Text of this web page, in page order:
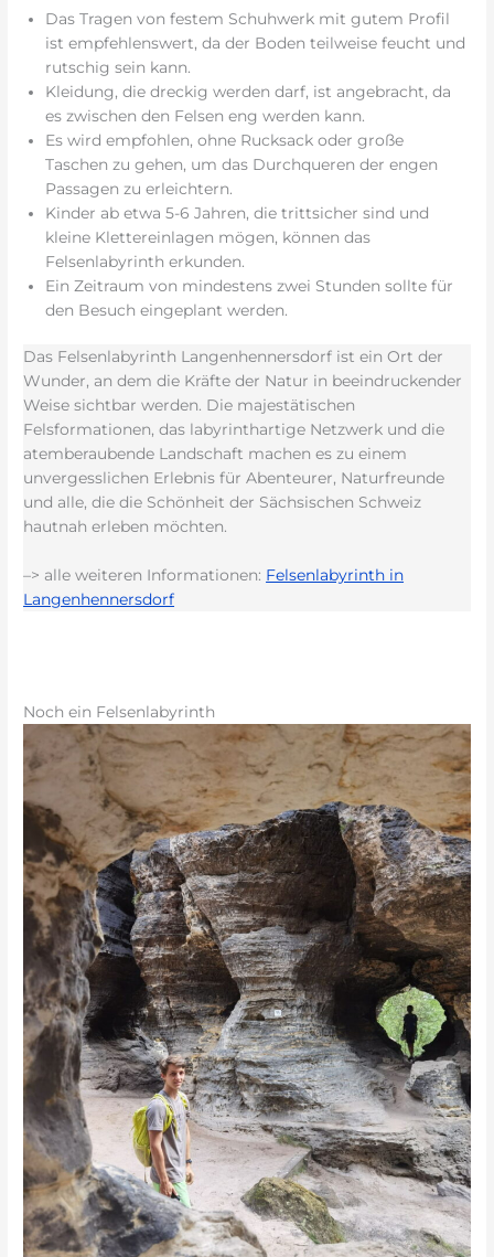
Das Tragen von festem Schuhwerk mit gutem Profil
ist empfehlenswert, da der Boden teilweise feucht und
rutschig sein kann.
Kleidung, die dreckig werden darf, ist angebracht, da
es zwischen den Felsen eng werden kann.
Es wird empfohlen, ohne Rucksack oder große
Taschen zu gehen, um das Durchqueren der engen
Passagen zu erleichtern.
Kinder ab etwa 5-6 Jahren, die trittsicher sind und
kleine Klettereinlagen mögen, können das
Felsenlabyrinth erkunden.
Ein Zeitraum von mindestens zwei Stunden sollte für
den Besuch eingeplant werden.
Das Felsenlabyrinth Langenhennersdorf ist ein Ort der
Wunder, an dem die Kräfte der Natur in beeindruckender
Weise sichtbar werden. Die majestätischen
Felsformationen, das labyrinthartige Netzwerk und die
atemberaubende Landschaft machen es zu einem
unvergesslichen Erlebnis für Abenteurer, Naturfreunde
und alle, die die Schönheit der Sächsischen Schweiz
hautnah erleben möchten.
–> alle weiteren Informationen: Felsenlabyrinth in
Langenhennersdorf
Noch ein Felsenlabyrinth